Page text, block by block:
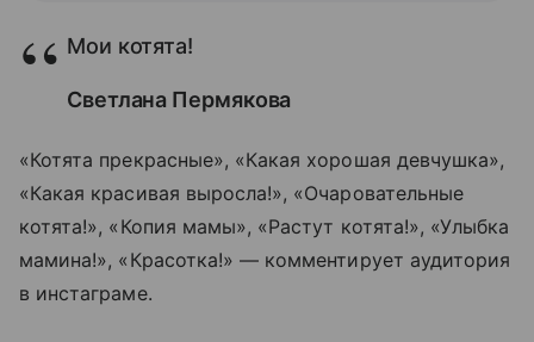
Мои котята!
Светлана Пермякова
«Котята прекрасные», «Какая хорошая девчушка»,
«Какая красивая выросла!», «Очаровательные
котята!», «Копия мамы», «Растут котята!», «Улыбка
мамина!», «Красотка!» — комментирует аудитория
в инстаграме.